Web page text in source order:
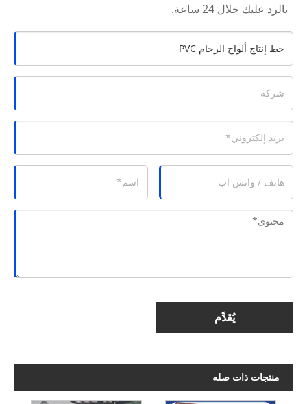
بالرد عليك خلال 24 ساعة.
يُقدِّم
منتجات ذات صله